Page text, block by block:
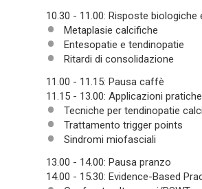
10.30 - 11.00: Risposte biologiche
Metaplasie calcifiche
Entesopatie e tendinopatie
Ritardi di consolidazione
11.00 - 11.15: Pausa caffè
11.15 - 13.00: Applicazioni pratiche
Tecniche per tendinopatie
Trattamento trigger points
Sindromi miofasciali
13.00 - 14.00: Pausa pranzo
14.00 - 15.30: Evidence-Based